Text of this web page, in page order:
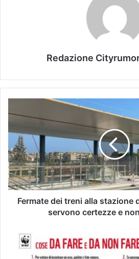
Redazione
Fermate dei treni alla stazione
servono certezze e